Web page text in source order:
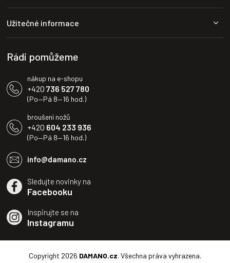
Užitečné informace
Rádi pomůžeme
nákup na e-shopu
+420 736 527 780
(Po—Pá 8—16 hod.)
broušení nožů
+420 604 233 936
(Po—Pá 8—16 hod.)
info@damano.cz
Sledujte novinky na
Facebooku
Inspirujte se na
Instagramu
Copyright 2026 DAMANO.cz. Všechna práva vyhrazena.